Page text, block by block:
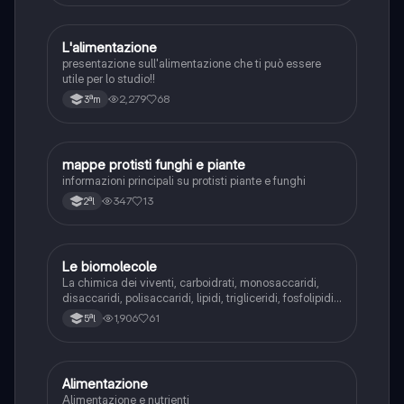
Scienze
L'alimentazione
presentazione sull'alimentazione che ti può essere
utile per lo studio!!
3ªm 2,279 68
Scienze
mappe protisti funghi e piante
informazioni principali su protisti piante e funghi
2ªl 347 13
Scienze
Le biomolecole
La chimica dei viventi, carboidrati, monosaccaridi,
disaccaridi, polisaccaridi, lipidi, trigliceridi, fosfolipidi,
glicolipidi, le cere, steroidi, vitamine, proteine,
amminoacidi, organizzazione delle proteine, reazioni
5ªl 1,906 61
Scienze
Alimentazione
Alimentazione e nutrienti